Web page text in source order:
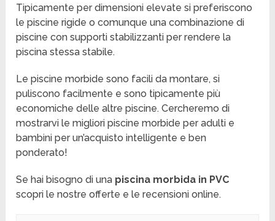
Tipicamente per dimensioni elevate si preferiscono
le piscine rigide o comunque una combinazione di
piscine con supporti stabilizzanti per rendere la
piscina stessa stabile.
Le piscine morbide sono facili da montare, si
puliscono facilmente e sono tipicamente più
economiche delle altre piscine. Cercheremo di
mostrarvi le migliori piscine morbide per adulti e
bambini per un’acquisto intelligente e ben
ponderato!
Se hai bisogno di una piscina morbida in PVC
scopri le nostre offerte e le recensioni online.